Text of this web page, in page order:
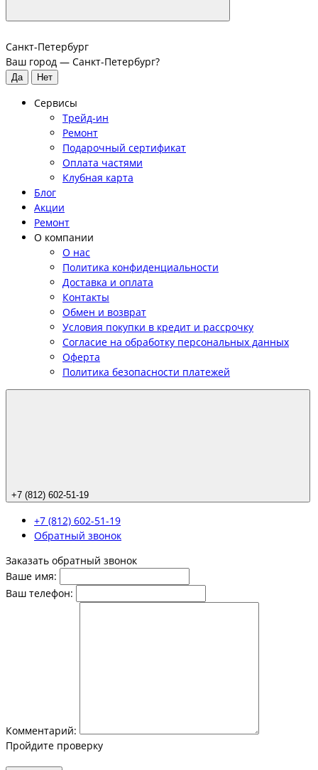
Санкт-Петербург
Ваш город — Санкт-Петербург?
Сервисы
Трейд-ин
Ремонт
Подарочный сертификат
Оплата частями
Клубная карта
Блог
Акции
Ремонт
О компании
О нас
Политика конфиденциальности
Доставка и оплата
Контакты
Обмен и возврат
Условия покупки в кредит и рассрочку
Согласие на обработку персональных данных
Оферта
Политика безопасности платежей
+7 (812) 602-51-19
+7 (812) 602-51-19
Обратный звонок
Заказать обратный звонок
Ваше имя:
Ваш телефон:
Комментарий:
Пройдите проверку